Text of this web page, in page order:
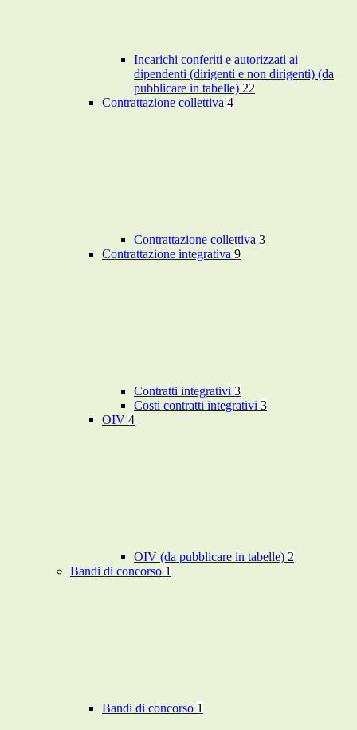
Incarichi conferiti e autorizzati ai
dipendenti (dirigenti e non dirigenti) (da
pubblicare in tabelle) 22
Contrattazione collettiva 4
Contrattazione collettiva 3
Contrattazione integrativa 9
Contratti integrativi 3
Costi contratti integrativi 3
OIV 4
OIV (da pubblicare in tabelle) 2
Bandi di concorso 1
Bandi di concorso 1